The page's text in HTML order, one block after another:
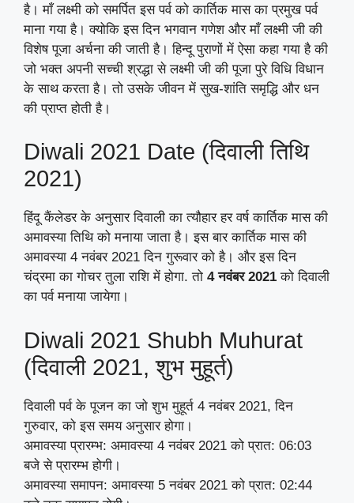
है। माँ लक्ष्मी को समर्पित इस पर्व को कार्तिक मास का प्रमुख पर्व
माना गया है। क्योकि इस दिन भगवान गणेश और माँ लक्ष्मी जी की
विशेष पूजा अर्चना की जाती है। हिन्दू पुराणों में ऐसा कहा गया है की
जो भक्त अपनी सच्ची श्रद्धा से लक्ष्मी जी की पूजा पुरे विधि विधान
के साथ करता है। तो उसके जीवन में सुख-शांति समृद्धि और धन
की प्राप्त होती है।
Diwali 2021 Date (दिवाली तिथि
2021)
हिंदू कैंलेडर के अनुसार दिवाली का त्यौहार हर वर्ष कार्तिक मास की
अमावस्या तिथि को मनाया जाता है। इस बार कार्तिक मास की
अमावस्या 4 नवंबर 2021 दिन गुरूवार को है। और इस दिन
चंद्रमा का गोचर तुला राशि में होगा. तो 4 नवंबर 2021 को दिवाली
का पर्व मनाया जायेगा।
Diwali 2021 Shubh Muhurat
(दिवाली 2021, शुभ मुहूर्त)
दिवाली पर्व के पूजन का जो शुभ मुहूर्त 4 नवंबर 2021, दिन
गुरुवार, को इस समय अनुसार होगा।
अमावस्या प्रारम्भ: अमावस्या 4 नवंबर 2021 को प्रात: 06:03
बजे से प्रारम्भ होगी।
अमावस्या समापन: अमावस्या 5 नवंबर 2021 को प्रात: 02:44